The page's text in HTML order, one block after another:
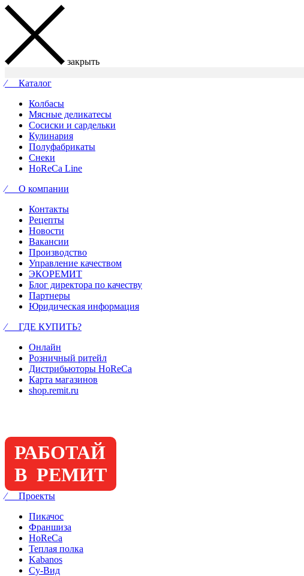
закрыть
⁄ Каталог
Колбасы
Мясные деликатесы
Сосиски и сардельки
Кулинария
Полуфабрикаты
Снеки
HoReCa Line
⁄ О компании
Контакты
Рецепты
Новости
Вакансии
Производство
Управление качеством
ЭКОРЕМИТ
Блог директора по качеству
Партнеры
Юридическая информация
⁄ ГДЕ КУПИТЬ?
Онлайн
Розничный ритейл
Дистрибьюторы HoReCa
Карта магазинов
shop.remit.ru
РАБОТАЙ
В РЕМИТ
⁄ Проекты
Пикачос
Франшиза
HoReCa
Теплая полка
Kabanos
Су-Вид